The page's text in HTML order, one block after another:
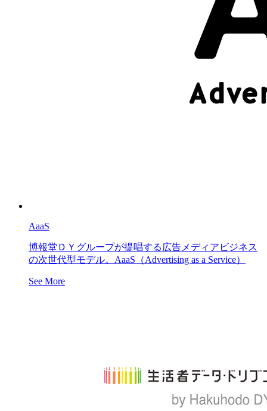
AaaS
博報堂ＤＹグループが提唱する広告メディアビジネス
の次世代型モデル。AaaS（Advertising as a Service）
See More